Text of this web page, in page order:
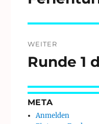
WEITER
Nächster
Runde 1
META
Anmelden